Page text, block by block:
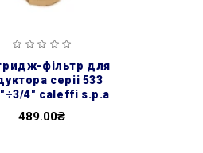
серіі 533
4″ caleffi s.p.a
489.00₴